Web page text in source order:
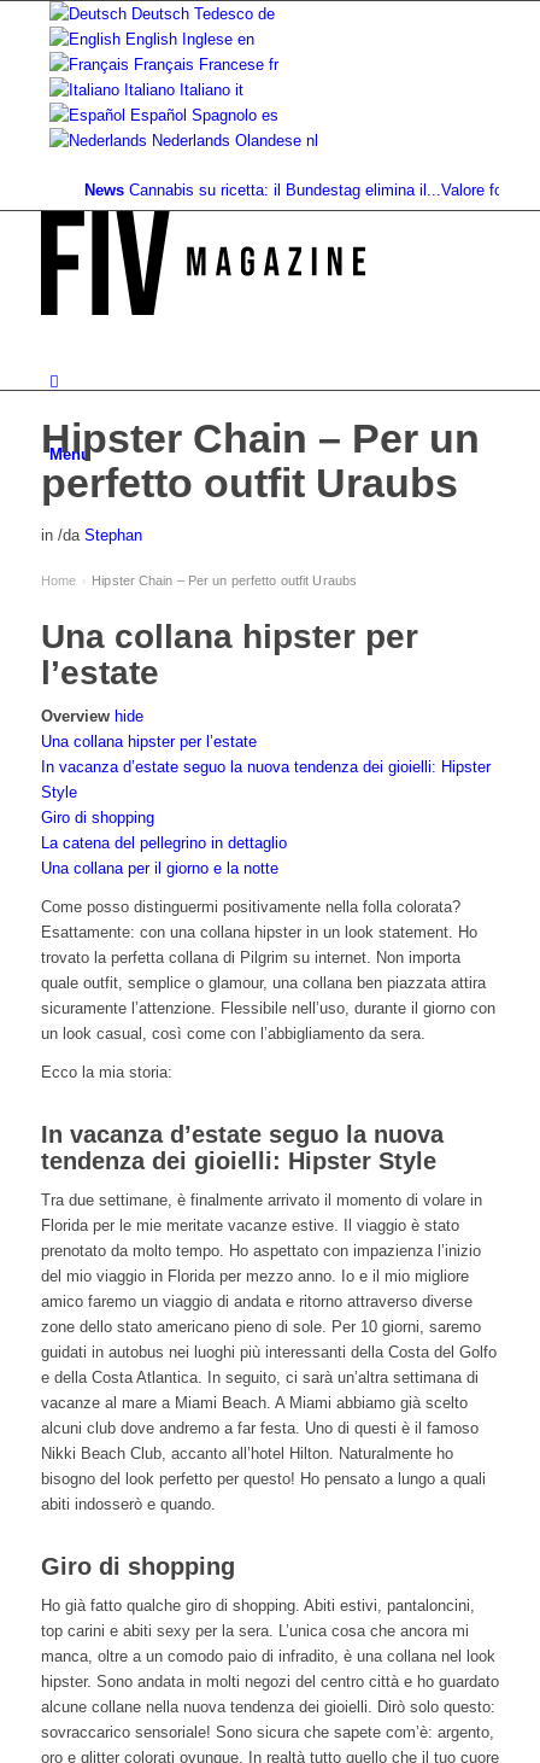
Deutsch Tedesco de
English Inglese en
Français Francese fr
Italiano Italiano it
Español Spagnolo es
Nederlands Olandese nl
News Cannabis su ricetta: il Bundestag elimina il...Valore fondiario
Menu
Hipster Chain – Per un
perfetto outfit Uraubs
in /da Stephan
Home › Hipster Chain – Per un perfetto outfit Uraubs
Una collana hipster per
l’estate
Overview hide
Una collana hipster per l’estate
In vacanza d’estate seguo la nuova tendenza dei gioielli: Hipster
Style
Giro di shopping
La catena del pellegrino in dettaglio
Una collana per il giorno e la notte
Come posso distinguermi positivamente nella folla colorata?
Esattamente: con una collana hipster in un look statement. Ho
trovato la perfetta collana di Pilgrim su internet. Non importa
quale outfit, semplice o glamour, una collana ben piazzata attira
sicuramente l’attenzione. Flessibile nell’uso, durante il giorno con
un look casual, così come con l’abbigliamento da sera.
Ecco la mia storia:
In vacanza d’estate seguo la nuova
tendenza dei gioielli: Hipster Style
Tra due settimane, è finalmente arrivato il momento di volare in
Florida per le mie meritate vacanze estive. Il viaggio è stato
prenotato da molto tempo. Ho aspettato con impazienza l’inizio
del mio viaggio in Florida per mezzo anno. Io e il mio migliore
amico faremo un viaggio di andata e ritorno attraverso diverse
zone dello stato americano pieno di sole. Per 10 giorni, saremo
guidati in autobus nei luoghi più interessanti della Costa del Golfo
e della Costa Atlantica. In seguito, ci sarà un’altra settimana di
vacanze al mare a Miami Beach. A Miami abbiamo già scelto
alcuni club dove andremo a far festa. Uno di questi è il famoso
Nikki Beach Club, accanto all’hotel Hilton. Naturalmente ho
bisogno del look perfetto per questo! Ho pensato a lungo a quali
abiti indosserò e quando.
Giro di shopping
Ho già fatto qualche giro di shopping. Abiti estivi, pantaloncini,
top carini e abiti sexy per la sera. L’unica cosa che ancora mi
manca, oltre a un comodo paio di infradito, è una collana nel look
hipster. Sono andata in molti negozi del centro città e ho guardato
alcune collane nella nuova tendenza dei gioielli. Dirò solo questo:
sovraccarico sensoriale! Sono sicura che sapete com’è: argento,
oro e glitter colorati ovunque. In realtà tutto quello che il tuo cuore